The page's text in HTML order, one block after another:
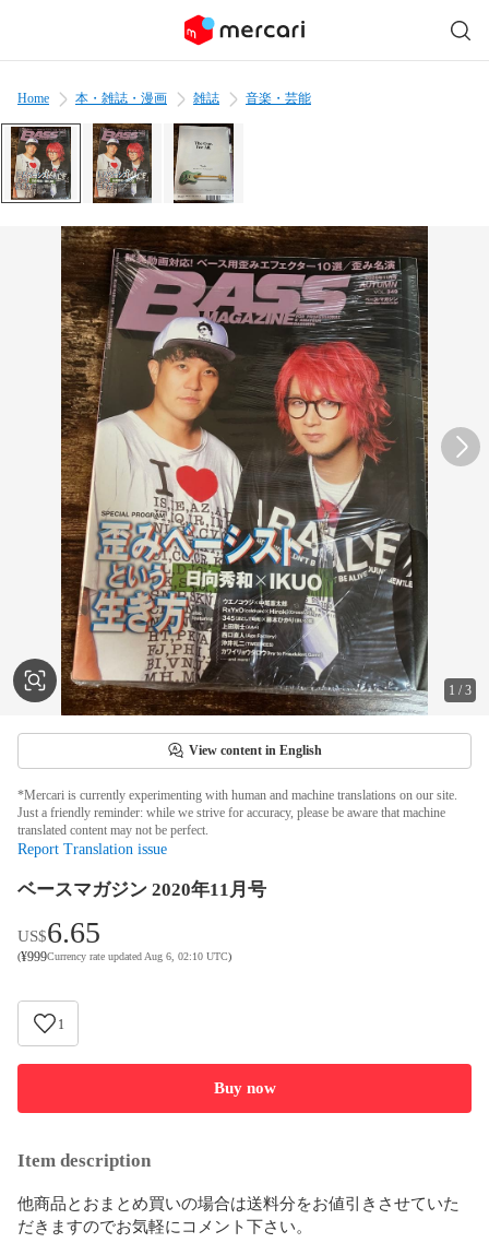
Home 本・雑誌・漫画 雑誌 音楽・芸能
1 /3
View content in English
*Mercari is currently experimenting with human and machine translations on our site.
Just a friendly reminder: while we strive for accuracy, please be aware that machine
translated content may not be perfect.
Report Translation issue
ベースマガジン 2020年11月号
US$6.65
(¥999Currency rate updated Aug 6, 02:10 UTC)
1
Buy now
Item description
他商品とおまとめ買いの場合は送料分をお値引きさせていた
だきますのでお気軽にコメント下さい。